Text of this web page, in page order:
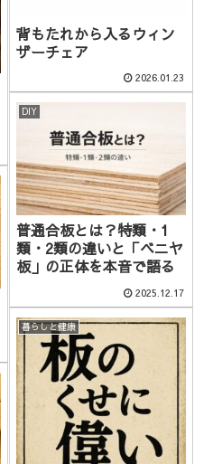
背もたれから入るウィン
ザーチェア
2026.01.23
DIY
普通合板とは？特類・1
類・2類の違いと「ベニヤ
板」の正体を本音で語る
2025.12.17
暮らしと健康